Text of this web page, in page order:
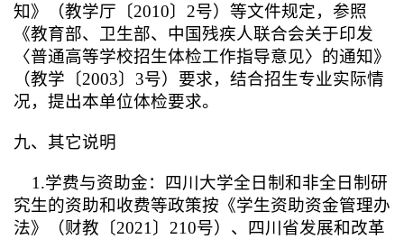
知》（教学厅〔2010〕2号）等文件规定，参照
《教育部、卫生部、中国残疾人联合会关于印发
〈普通高等学校招生体检工作指导意见〉的通知》
（教学〔2003〕3号）要求，结合招生专业实际情
况，提出本单位体检要求。
九、其它说明
1.学费与资助金：四川大学全日制和非全日制研
究生的资助和收费等政策按 《学生资助资金管理办
法》（财教〔2021〕210号）、四川省发展和改革